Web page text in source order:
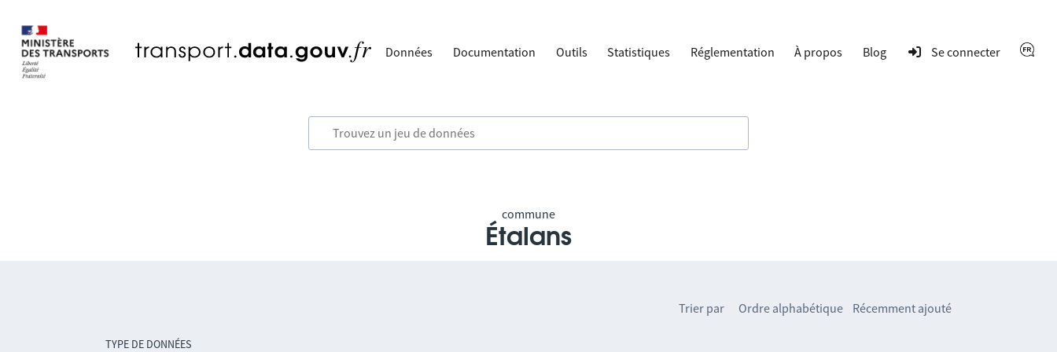
Données Documentation Outils Statistiques Réglementation À propos Blog Se connecter
commune
Étalans
TYPE DE DONNÉES
Trier par Ordre alphabétique Récemment ajouté